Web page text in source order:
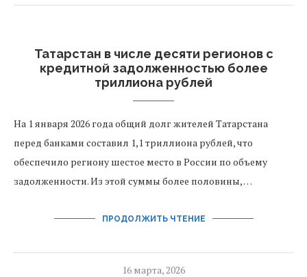
Татарстан в числе десяти регионов с
кредитной задолженностью более
триллиона рублей
На 1 января 2026 года общий долг жителей Татарстана
перед банками составил 1,1 триллиона рублей, что
обеспечило региону шестое место в России по объему
задолженности. Из этой суммы более половины, …
ПРОДОЛЖИТЬ ЧТЕНИЕ
16 марта, 2026